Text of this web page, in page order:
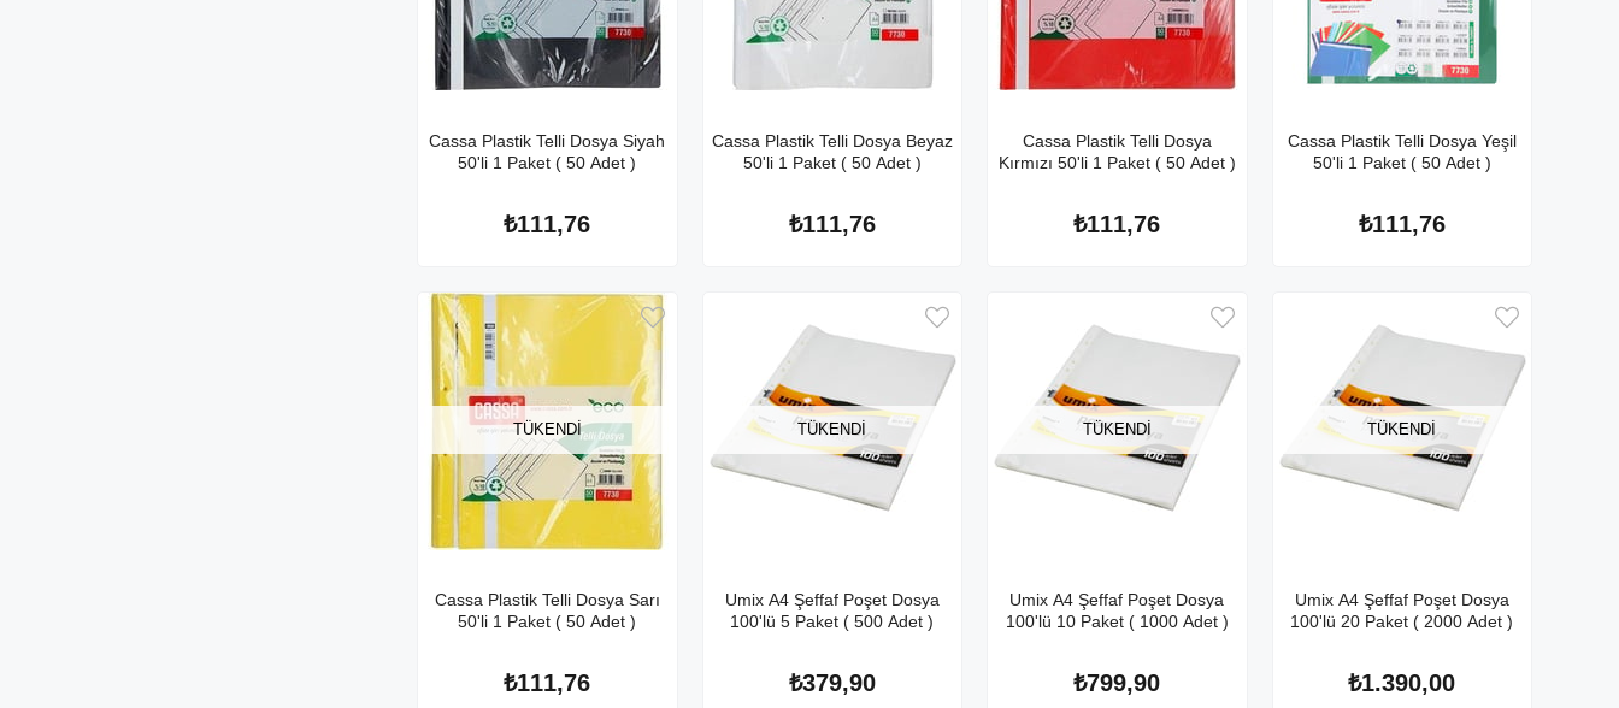
Cassa Plastik Telli Dosya Siyah
50'li 1 Paket ( 50 Adet )
₺111,76
Cassa Plastik Telli Dosya Beyaz
50'li 1 Paket ( 50 Adet )
₺111,76
Cassa Plastik Telli Dosya
Kırmızı 50'li 1 Paket ( 50 Adet )
₺111,76
Cassa Plastik Telli Dosya Yeşil
50'li 1 Paket ( 50 Adet )
₺111,76
TÜKENDI
Cassa Plastik Telli Dosya Sarı
50'li 1 Paket ( 50 Adet )
₺111,76
TÜKENDI
Umix A4 Şeffaf Poşet Dosya
100'lü 5 Paket ( 500 Adet )
₺379,90
TÜKENDI
Umix A4 Şeffaf Poşet Dosya
100'lü 10 Paket ( 1000 Adet )
₺799,90
TÜKENDI
Umix A4 Şeffaf Poşet Dosya
100'lü 20 Paket ( 2000 Adet )
₺1.390,00